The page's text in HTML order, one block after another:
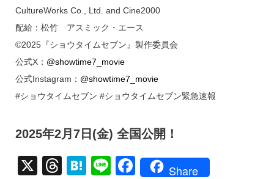
CultureWorks Co., Ltd. and Cine2000
配給：松竹 アスミック・エース
©2025『ショウタイムセブン』製作委員会
公式X： @showtime7_movie
公式Instagram： @showtime7_movie
#ショウタイムセブン #ショウタイムセブン緊急速報
2025年2月7日(金) 全国公開！
X
T
H
Li
F
Share